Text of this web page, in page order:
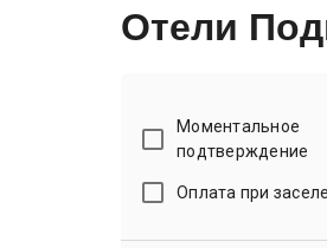
Отели
Моментальное
подтверждение
Оплата при